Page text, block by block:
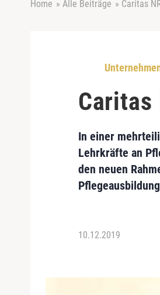
Home » Alle Beiträge » Caritas
Caritas
In einer
Lehrkräfte an
den neuen
10.12.2019